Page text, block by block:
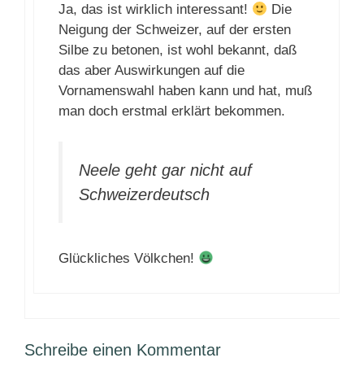
Ja, das ist wirklich interessant!
Die
Neigung der Schweizer, auf der ersten
Silbe zu betonen, ist wohl bekannt, daß
das aber Auswirkungen auf die
Vornamenswahl haben kann und hat, muß
man doch erstmal erklärt bekommen.
Neele geht gar nicht auf
Schweizerdeutsch
Glückliches Völkchen!
Schreibe einen Kommentar